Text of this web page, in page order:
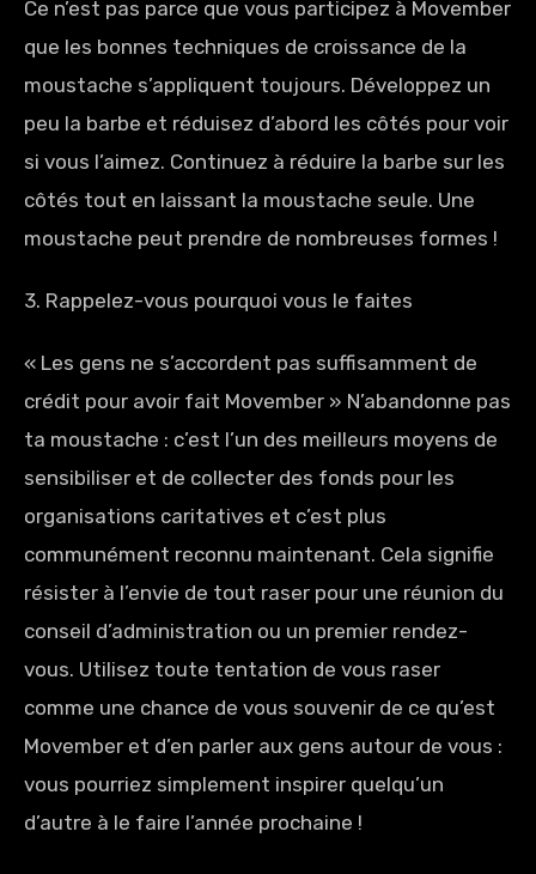
Ce n’est pas parce que vous participez à Movember
que les bonnes techniques de croissance de la
moustache s’appliquent toujours. Développez un
peu la barbe et réduisez d’abord les côtés pour voir
si vous l’aimez. Continuez à réduire la barbe sur les
côtés tout en laissant la moustache seule. Une
moustache peut prendre de nombreuses formes !
3. Rappelez-vous pourquoi vous le faites
« Les gens ne s’accordent pas suffisamment de
crédit pour avoir fait Movember » N’abandonne pas
ta moustache : c’est l’un des meilleurs moyens de
sensibiliser et de collecter des fonds pour les
organisations caritatives et c’est plus
communément reconnu maintenant. Cela signifie
résister à l’envie de tout raser pour une réunion du
conseil d’administration ou un premier rendez-
vous. Utilisez toute tentation de vous raser
comme une chance de vous souvenir de ce qu’est
Movember et d’en parler aux gens autour de vous :
vous pourriez simplement inspirer quelqu’un
d’autre à le faire l’année prochaine !